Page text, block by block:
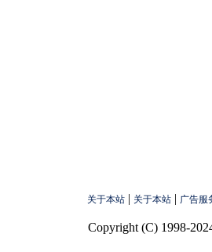
关于本站 | 关于本站 | 广告服
Copyright (C) 1998-